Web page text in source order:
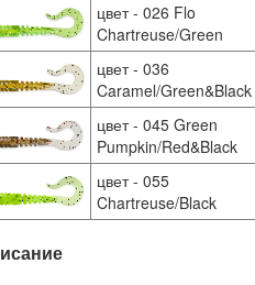
цвет - 026 Flo
Chartreuse/Green
цвет - 036
Caramel/Green&Black
цвет - 045 Green
Pumpkin/Red&Black
цвет - 055
Chartreuse/Black